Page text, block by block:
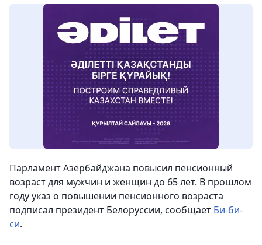
Парламент Азербайджана повысил пенсионный
возраст для мужчин и женщин до 65 лет. В прошлом
году указ о повышении пенсионного возраста
подписал президент Белоруссии, сообщает Би-би-
си.